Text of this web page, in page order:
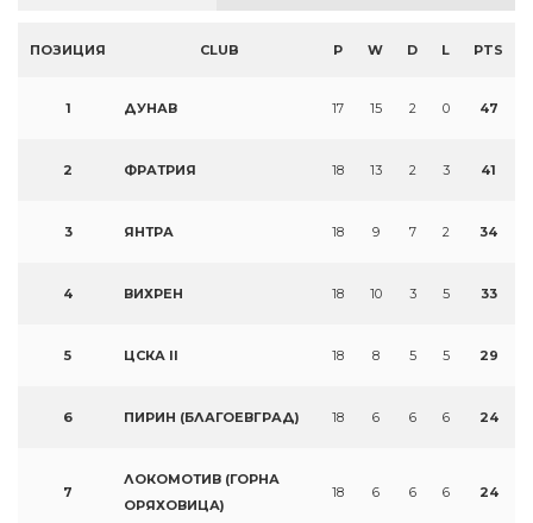
ПОЗИЦИЯ CLUB P W D L PTS
1 ДУНАВ 17 15 2 0 47
2 ФРАТРИЯ 18 13 2 3 41
3 ЯНТРА 18 9 7 2 34
4 ВИХРЕН 18 10 3 5 33
5 ЦСКА II 18 8 5 5 29
6 ПИРИН (БЛАГОЕВГРАД) 18 6 6 6 24
7
ЛОКОМОТИВ (ГОРНА
ОРЯХОВИЦА)
18 6 6 6 24